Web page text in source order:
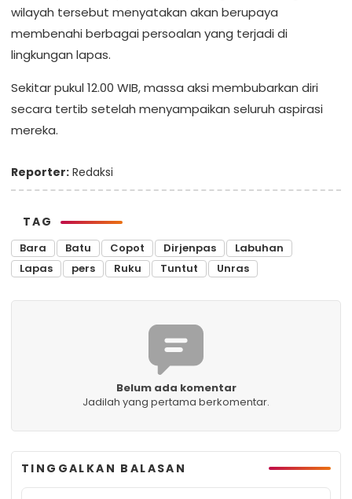
wilayah tersebut menyatakan akan berupaya
membenahi berbagai persoalan yang terjadi di
lingkungan lapas.
Sekitar pukul 12.00 WIB, massa aksi membubarkan diri
secara tertib setelah menyampaikan seluruh aspirasi
mereka.
Reporter: Redaksi
TAG
Bara Batu Copot Dirjenpas
Labuhan
Lapas
pers Ruku Tuntut Unras
Belum ada komentar
Jadilah yang pertama berkomentar.
TINGGALKAN BALASAN